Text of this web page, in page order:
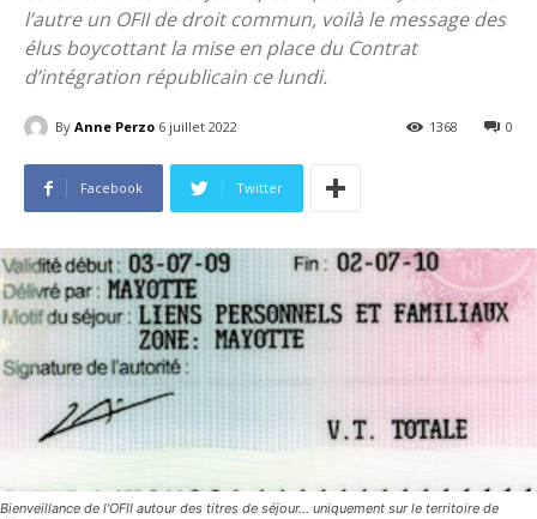
l’autre un OFII de droit commun, voilà le message des
élus boycottant la mise en place du Contrat
d’intégration républicain ce lundi.
By Anne Perzo 6 juillet 2022 0
1368
Facebook Twitter
Bienveillance de l'OFII autour des titres de séjour... uniquement sur le territoire de